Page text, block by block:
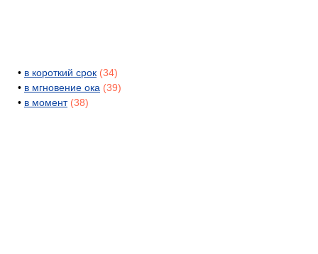
• в короткий срок (34)
• в мгновение ока (39)
• в момент (38)